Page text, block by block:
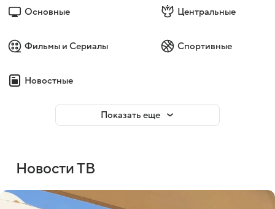
Основные Центральные
Фильмы и Сериалы Спортивные
Новостные
Показать еще
Новости ТВ